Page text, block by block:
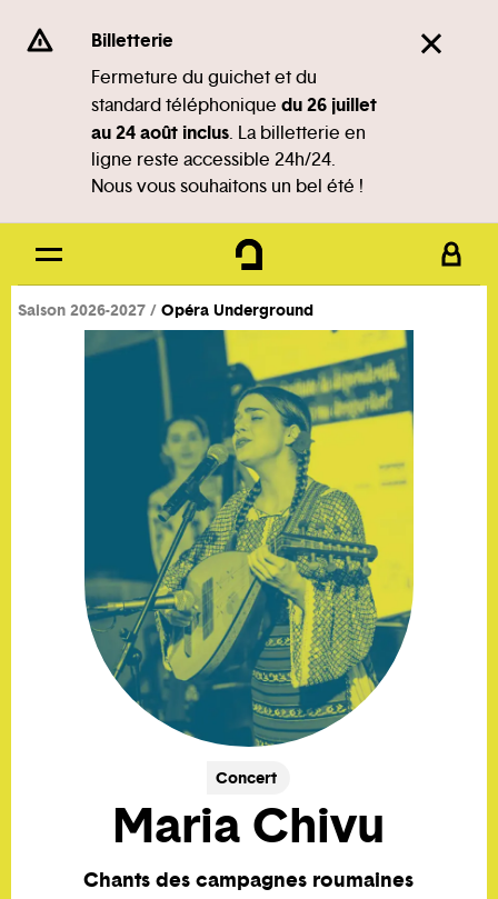
Se rendre au
Contenu principal
Pied de page
Billetterie
Fermeture du guichet et du
standard téléphonique du 26 juillet
au 24 août inclus. La billetterie en
ligne reste accessible 24h/24.
Nous vous souhaitons un bel été !
Saison 2026-2027 Opéra Underground
Concert
Maria Chivu
Chants des campagnes roumaines